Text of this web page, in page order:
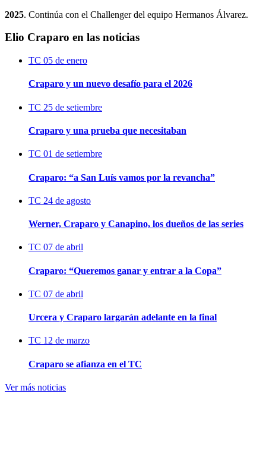
2025. Continúa con el Challenger del equipo Hermanos Álvarez.
Elio Craparo en las noticias
TC 05 de enero
Craparo y un nuevo desafío para el 2026
TC 25 de setiembre
Craparo y una prueba que necesitaban
TC 01 de setiembre
Craparo: “a San Luís vamos por la revancha”
TC 24 de agosto
Werner, Craparo y Canapino, los dueños de las series
TC 07 de abril
Craparo: “Queremos ganar y entrar a la Copa”
TC 07 de abril
Urcera y Craparo largarán adelante en la final
TC 12 de marzo
Craparo se afianza en el TC
Ver más noticias